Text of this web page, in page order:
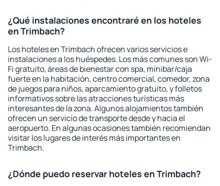
¿Qué instalaciones encontraré en los hoteles
en Trimbach?
Los hoteles en Trimbach ofrecen varios servicios e
instalaciones a los huéspedes. Los más comunes son Wi-
Fi gratuito, áreas de bienestar con spa, minibar/caja
fuerte en la habitación, centro comercial, comedor, zona
de juegos para niños, aparcamiento gratuito, y folletos
informativos sobre las atracciones turísticas más
interesantes de la zona. Algunos alojamientos también
ofrecen un servicio de transporte desde y hacia el
aeropuerto. En algunas ocasiones también recomiendan
visitar los lugares de interés más importantes en
Trimbach.
¿Dónde puedo reservar hoteles en Trimbach?